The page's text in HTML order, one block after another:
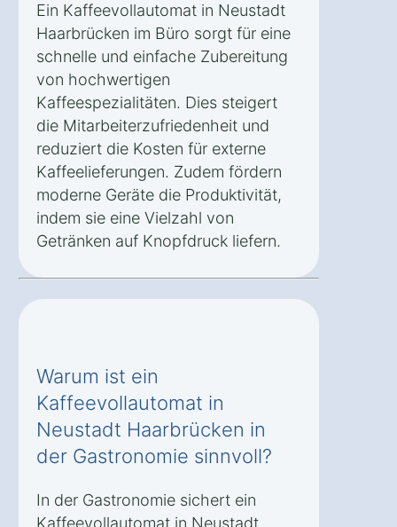
Ein Kaffeevollautomat in Neustadt
Haarbrücken im Büro sorgt für eine
schnelle und einfache Zubereitung
von hochwertigen
Kaffeespezialitäten. Dies steigert
die Mitarbeiterzufriedenheit und
reduziert die Kosten für externe
Kaffeelieferungen. Zudem fördern
moderne Geräte die Produktivität,
indem sie eine Vielzahl von
Getränken auf Knopfdruck liefern.
Warum ist ein
Kaffeevollautomat in
Neustadt Haarbrücken in
der Gastronomie sinnvoll?
In der Gastronomie sichert ein
Kaffeevollautomat in Neustadt